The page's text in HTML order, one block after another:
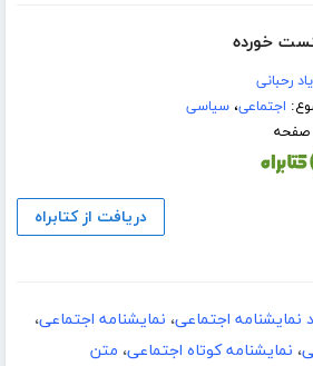
خورده
رحبانی
اجتماعی،سیاسی
دریافت از کتابراه
نمایشنامه اجتماعی، نمایشنامه اجتماعی،
، نمایشنامه کوتاه اجتماعی، متن